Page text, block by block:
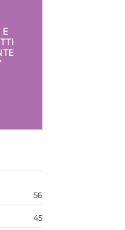
E
56
45